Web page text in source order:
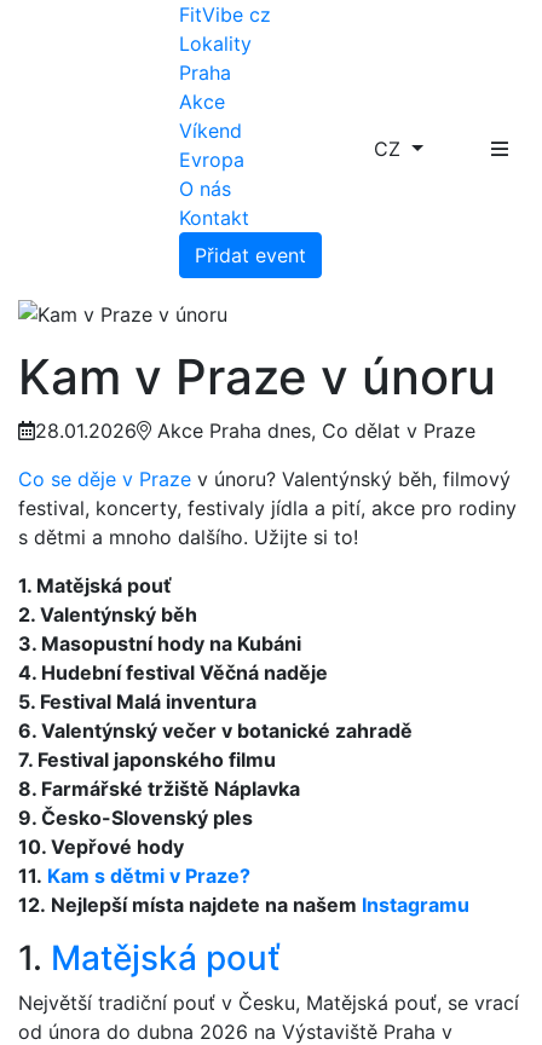
FitVibe cz
Lokality
Praha
Akce
Víkend
Evropa
O nás
Kontakt
Přidat event
CZ
Kam v Praze v únoru
28.01.2026
Akce Praha dnes, Co dělat v Praze
Co se děje v Praze v únoru? Valentýnský běh, filmový
festival, koncerty, festivaly jídla a pití, akce pro rodiny
s dětmi a mnoho dalšího. Užijte si to!
1. Matějská pouť
2. Valentýnský běh
3. Masopustní hody na Kubáni
4. Hudební festival Věčná naděje
5. Festival Malá inventura
6. Valentýnský večer v botanické zahradě
7. Festival japonského filmu
8. Farmářské tržiště Náplavka
9. Česko-Slovenský ples
10. Vepřové hody
11. Kam s dětmi v Praze?
12. Nejlepší místa najdete na našem Instagramu
1. Matějská pouť
Největší tradiční pouť v Česku, Matějská pouť, se vrací
od února do dubna 2026 na Výstaviště Praha v